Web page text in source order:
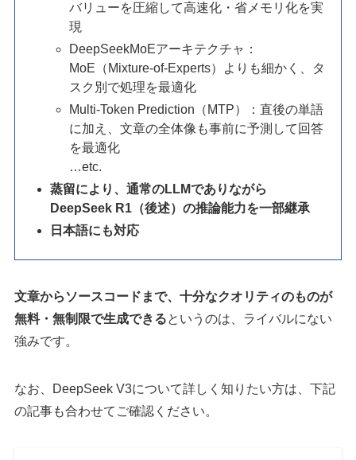
バリューを圧縮して高速化・省メモリ化を実
現
DeepSeekMoEアーキテクチャ：
MoE（Mixture-of-Experts）よりも細かく、タ
スク別で処理を最適化
Multi-Token Prediction（MTP）：直後の単語
に加え、文章の全体像も事前に予測して回答
を最適化
…etc.
蒸留により、通常のLLMでありながら
DeepSeek R1（後述）の推論能力を一部継承
日本語にも対応
文章からソースコードまで、十分なクオリティのものが
無料・無制限で生成できるというのは、ライバルにない
強みです。
なお、DeepSeek V3について詳しく知りたい方は、下記
の記事も合わせてご確認ください。